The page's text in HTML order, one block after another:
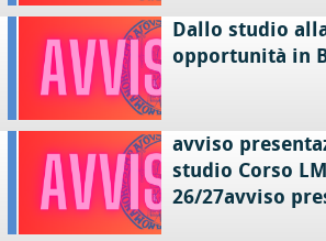
Dallo studio
opportunità in
avviso
studio Corso
26/27avviso